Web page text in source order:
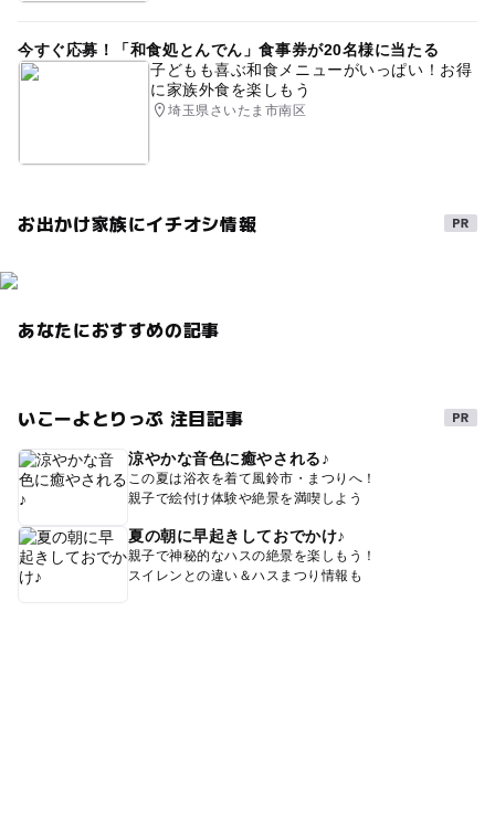
今すぐ応募！「和食処とんでん」食事券が20名様に当たる
子どもも喜ぶ和食メニューがいっぱい！お得
に家族外食を楽しもう
埼玉県さいたま市南区
お出かけ家族にイチオシ情報
あなたにおすすめの記事
いこーよとりっぷ 注目記事
涼やかな音色に癒やされる♪
この夏は浴衣を着て風鈴市・まつりへ！
親子で絵付け体験や絶景を満喫しよう
夏の朝に早起きしておでかけ♪
親子で神秘的なハスの絶景を楽しもう！
スイレンとの違い＆ハスまつり情報も